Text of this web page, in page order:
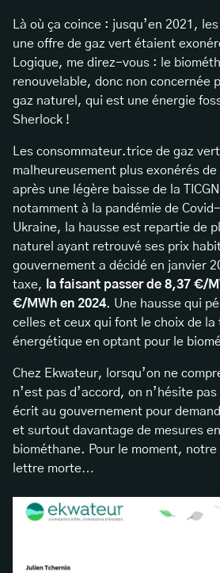
Là où ça coince : jusqu’en 2021,
une offre de gaz vert étaient
Logique, me direz-vous : le
renouvelable, donc non concernée
gaz naturel, qui est une énergie
Sherlock !
Les consommateur.trice de gaz
malheureusement plus exonérés
après une légère baisse de la
notamment à la pandémie de
Ukraine, la hausse est repartie de
naturel ayant retrouvé ses prix
gouvernement a décidé en janvier
taxe,
la faisant passer de 8,37 €/
€/MWh en 2024. Une hausse qui
celles et ceux qui font le choix de la
énergétique en optant pour le
Chez Ekwateur, lorsqu’on ne
n’est pas d’accord, on n’hésite
écrit au gouvernement pour
et surtout davantage de mesures
biométhane. Pour le moment,
lettre morte…